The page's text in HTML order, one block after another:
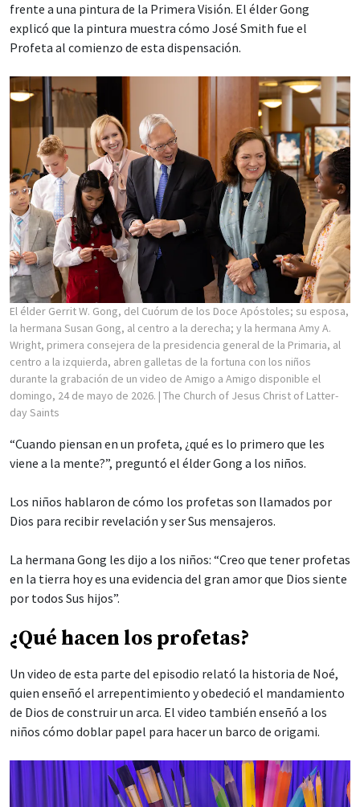
frente a una pintura de la Primera Visión. El élder Gong
explicó que la pintura muestra cómo José Smith fue el
Profeta al comienzo de esta dispensación.
El élder Gerrit W. Gong, del Cuórum de los Doce Apóstoles; su esposa,
la hermana Susan Gong, al centro a la derecha; y la hermana Amy A.
Wright, primera consejera de la presidencia general de la Primaria, al
centro a la izquierda, abren galletas de la fortuna con los niños
durante la grabación de un video de Amigo a Amigo disponible el
domingo, 24 de mayo de 2026. | The Church of Jesus Christ of Latter-
day Saints
“Cuando piensan en un profeta, ¿qué es lo primero que les
viene a la mente?”, preguntó el élder Gong a los niños.
Los niños hablaron de cómo los profetas son llamados por
Dios para recibir revelación y ser Sus mensajeros.
La hermana Gong les dijo a los niños: “Creo que tener profetas
en la tierra hoy es una evidencia del gran amor que Dios siente
por todos Sus hijos”.
¿Qué hacen los profetas?
Un video de esta parte del episodio relató la historia de Noé,
quien enseñó el arrepentimiento y obedeció el mandamiento
de Dios de construir un arca. El video también enseñó a los
niños cómo doblar papel para hacer un barco de origami.